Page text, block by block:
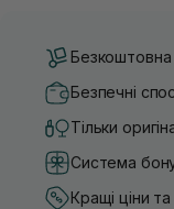
Безкоштовна
Безпечні
Тільки
Система
Кращі ціни